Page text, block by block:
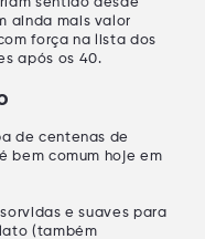
ainda mais valor
força na lista dos
após os 40.
de centenas de
bem comum hoje em
e suaves para
(também